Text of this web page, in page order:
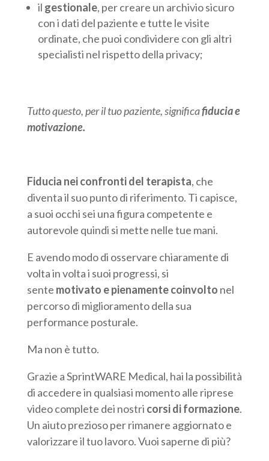
il gestionale, per creare un archivio sicuro
con i dati del paziente e tutte le visite
ordinate, che puoi condividere con gli altri
specialisti nel rispetto della privacy;
Tutto questo, per il tuo paziente, significafiducia e
motivazione.
Fiducia nei confronti del terapista, che
diventa il suo punto di riferimento. Ti capisce,
a suoi occhi sei una figura competente e
autorevole quindi si mette nelle tue mani.
E avendo modo di osservare chiaramente di
volta in volta i suoi progressi, si
sente motivato e pienamente coinvolto nel
percorso di miglioramento della sua
performance posturale.
Ma non è tutto.
Grazie a SprintWARE Medical, hai la possibilità
di accedere in qualsiasi momento alle riprese
video complete dei nostri corsi di formazione.
Un aiuto prezioso per rimanere aggiornato e
valorizzare il tuo lavoro. Vuoi saperne di più?